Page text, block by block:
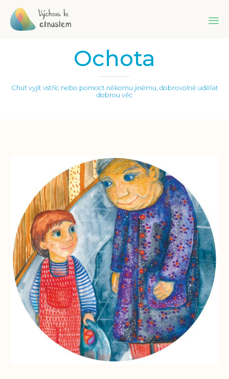
Ochota
Chuť vyjít vstříc nebo pomoct někomu jinému, dobrovolně udělat
dobrou věc